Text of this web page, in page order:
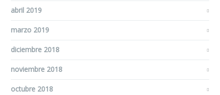
abril 2019
marzo 2019
diciembre 2018
noviembre 2018
octubre 2018